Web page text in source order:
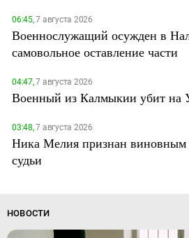
06:45,7 августа 2026
Военнослужащий осужден в
самовольное оставление части
04:47,7 августа 2026
Военный из Калмыкии убит на
03:48,7 августа 2026
Ника Мелия признан виновным
судьи
НОВОСТИ